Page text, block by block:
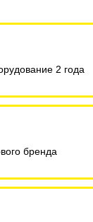
2 года
бренда